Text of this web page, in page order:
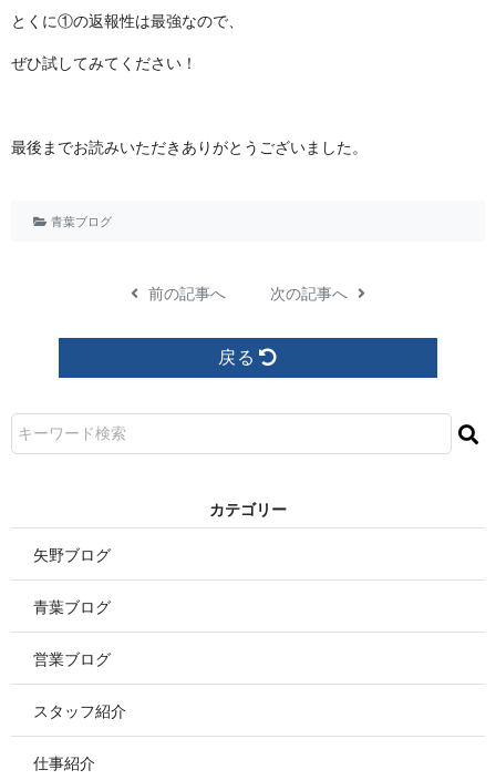
とくに①の返報性は最強なので、
ぜひ試してみてください！
最後までお読みいただきありがとうございました。
青葉ブログ
前の記事へ 次の記事へ
戻る
カ テ ゴ リ ー
矢野ブログ
青葉ブログ
営業ブログ
スタッフ紹介
仕事紹介